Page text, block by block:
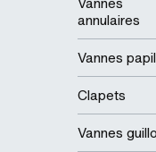
annulaires
Vannes
Clapets
Vannes